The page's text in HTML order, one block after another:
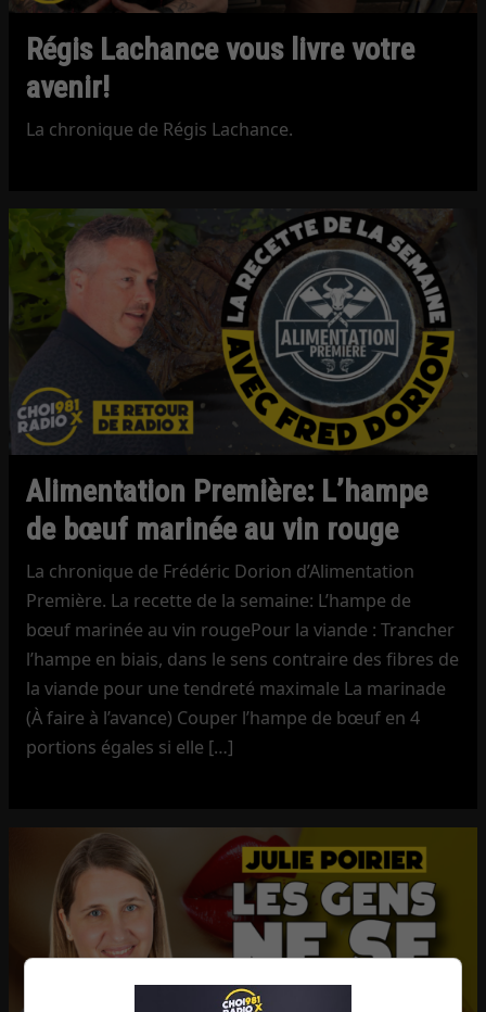
Régis Lachance vous livre votre
avenir!
La chronique de Régis Lachance.
Alimentation Première: L’hampe
de bœuf marinée au vin rouge
La chronique de Frédéric Dorion d’Alimentation
Première. La recette de la semaine: L’hampe de
bœuf marinée au vin rougePour la viande : Trancher
l’hampe en biais, dans le sens contraire des fibres de
la viande pour une tendreté maximale La marinade
(À faire à l’avance) Couper l’hampe de bœuf en 4
portions égales si elle […]